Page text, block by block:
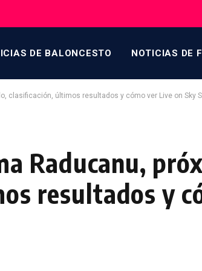
DE BALONCESTO NOTICIAS DE
clasificación, últimos resultados y cómo ver Live on Sky
Raducanu,
resultados y